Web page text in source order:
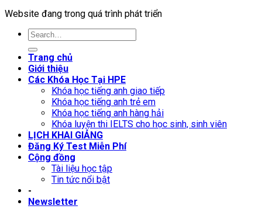
Website đang trong quá trình phát triển
Trang chủ
Giới thiệu
Các Khóa Học Tại HPE
Khóa học tiếng anh giao tiếp
Khóa học tiếng anh trẻ em
Khóa học tiếng anh hàng hải
Khóa luyện thi IELTS cho học sinh, sinh viên
LỊCH KHAI GIẢNG
Đăng Ký Test Miễn Phí
Cộng đồng
Tài liệu học tập
Tin tức nổi bật
-
Newsletter